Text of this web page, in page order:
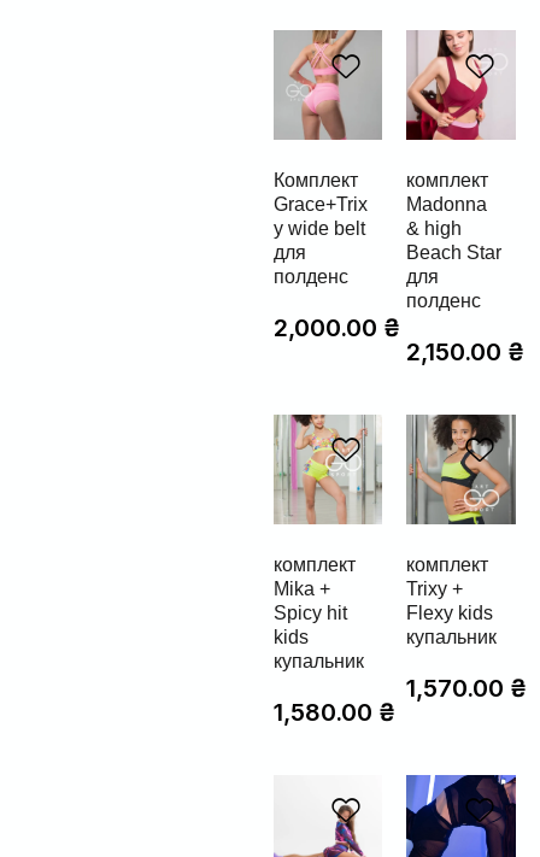
Комплект
Grace+Trix
y wide belt
для
полденс
2,000.00 ₴
комплект
Madonna
& high
Beach Star
для
полденс
2,150.00 ₴
комплект
Mika +
Spicy hit
kids
купальник
1,580.00 ₴
комплект
Trixy +
Flexy kids
купальник
1,570.00 ₴